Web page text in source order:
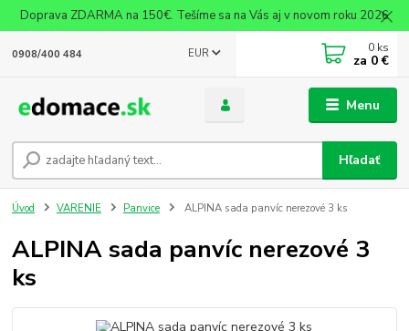
Doprava ZDARMA na 150€. Tešíme sa na Vás aj v novom roku 2026
Menu
EUR
Hľadať
0908/400 484 0 ks
za 0 €
Úvod VARENIE Panvice ALPINA sada panvíc nerezové 3 ks
ALPINA sada panvíc nerezové 3
ks